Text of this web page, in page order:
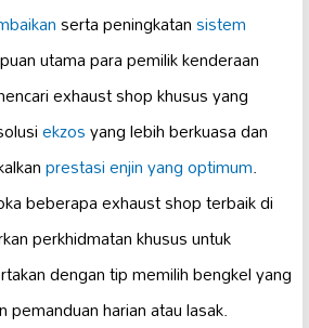
serta peningkatansistem
utama para pemilik kenderaan
exhaust shop khusus yang
ekzosyang lebih berkuasa dan
prestasi enjin yang optimum.
beberapa exhaust shop terbaik di
perkhidmatan khusus untuk
dengan tip memilih bengkel yang
pemanduan harian atau lasak.